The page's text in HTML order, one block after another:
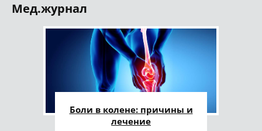
Мед.журнал
Боли в колене: причины и
лечение